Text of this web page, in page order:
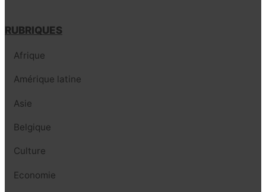
RUBRIQUES
Afrique
Amérique latine
Asie
Belgique
Culture
Economie